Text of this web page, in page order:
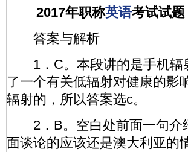
2017年职称英语考试试
答案与解析
1．C。本段讲的是手机辐
了一个有关低辐射对健康的影
辐射的，所以答案选c。
2．B。空白处前面一句介
面谈论的应该还是澳大利亚的